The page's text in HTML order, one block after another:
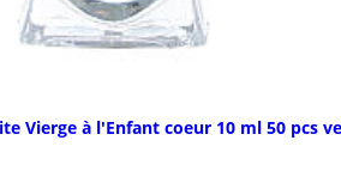
Vierge à l'Enfant coeur 10 ml 50 pcs